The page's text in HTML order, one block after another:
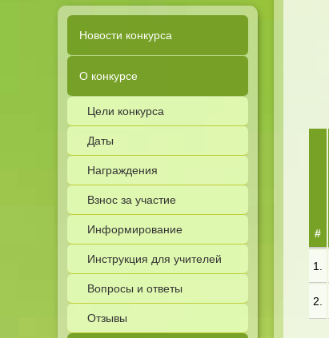
Новости конкурса
О конкурсе
Цели конкурса
Даты
Награждения
Взнос за участие
Информирование
Инструкция для учителей
Вопросы и ответы
Отзывы
#
1.
2.